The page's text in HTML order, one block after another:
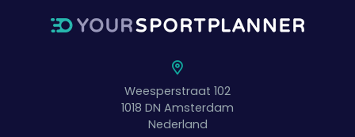
Weesperstraat 102
1018 DN Amsterdam
Nederland